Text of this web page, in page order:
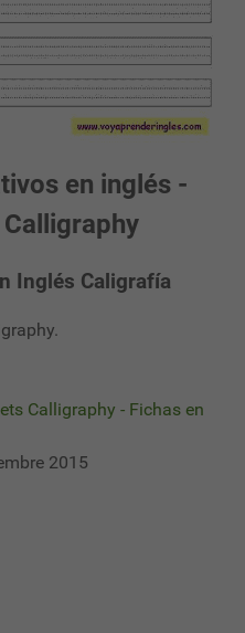
en inglés -
Inglés Caligrafía
Calligraphy - Fichas en
2015